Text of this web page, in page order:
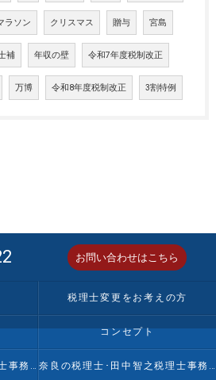
ラソン クリスマス 贈与 宮島
補 年収の壁 令和7年度税制改正
万博 令和8年度税制改正 3割特例
お問い合わせはこちら
税理士変更をお考えの方
コンセプト
奈良の税理士･田中智之税理士事務所の口コミ情報 奈良の税理士･田中智之税理士事務所の評判